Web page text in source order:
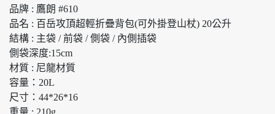
品牌 : 鷹朗 #610
品名 : 百岳攻頂超輕折疊背包(可外掛登山杖) 20公升
結構 : 主袋 / 前袋 / 側袋 / 內側插袋
側袋深度:15cm
材質 : 尼龍材質
容量：20L
尺寸：44*26*16
重量 : 210g